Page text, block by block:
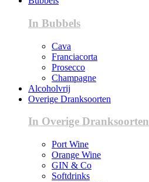
In Bubbels
Cava
Franciacorta
Prosecco
Champagne
Alcoholvrij
Overige Dranksoorten
In Overige Dranksoorten
Port Wine
Orange Wine
GIN & Co
Softdrinks